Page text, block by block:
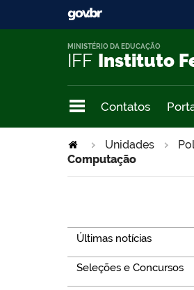
IFF Instituto
MINISTÉRIO DA EDUCAÇÃO
Contatos
Unidades
Computação
Últimas notícias
Seleções e Concursos